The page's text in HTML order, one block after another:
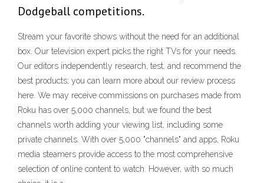
Dodgeball competitions.
Stream your favorite shows without the need for an additional
box. Our television expert picks the right TVs for your needs.
Our editors independently research, test, and recommend the
best products; you can learn more about our review process
here. We may receive commissions on purchases made from
Roku has over 5,000 channels, but we found the best
channels worth adding your viewing list, including some
private channels. With over 5,000 "channels" and apps, Roku
media steamers provide access to the most comprehensive
selection of online content to watch. However, with so much